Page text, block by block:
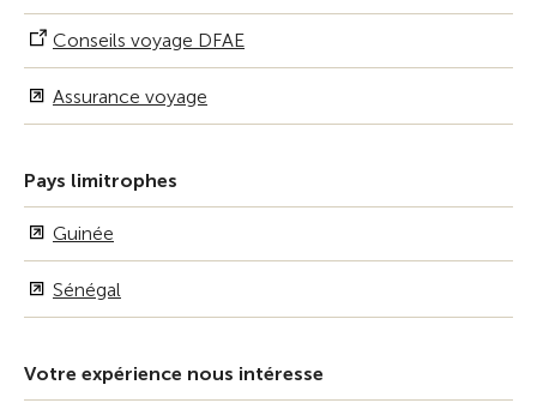
Conseils voyage DFAE
Assurance voyage
Pays limitrophes
Guinée
Sénégal
Votre expérience nous intéresse